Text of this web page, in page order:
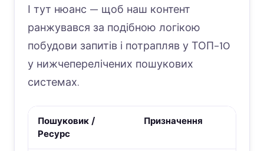
І тут нюанс — щоб наш контент
ранжувався за подібною логікою
побудови запитів і потрапляв у ТОП-10
у нижчеперелічених пошукових
системах.
Пошуковик /
Ресурс
Призначення